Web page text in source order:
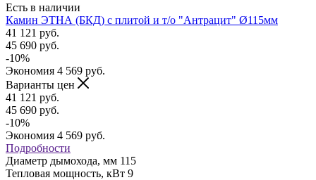
Есть в наличии
Камин ЭТНА (БКД) с плитой и т/о "Антрацит" Ø115мм
41 121 руб.
45 690 руб.
-10%
Экономия 4 569 руб.
Варианты цен
41 121 руб.
45 690 руб.
-10%
Экономия 4 569 руб.
Подробности
Диаметр дымохода, мм 115
Тепловая мощность, кВт 9